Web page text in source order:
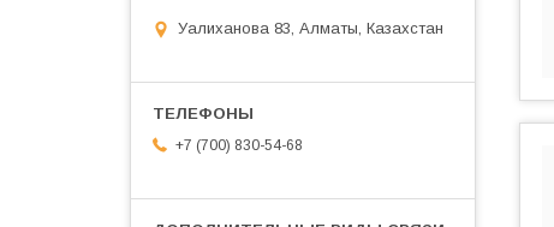
Уалиханова 83, Алматы, Казахстан
+7 (700) 830-54-68